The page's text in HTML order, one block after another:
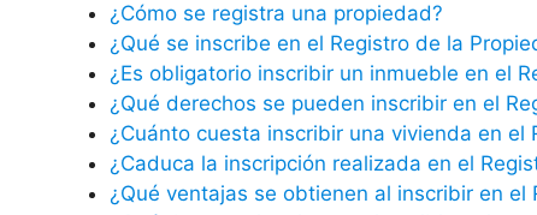
¿Cómo se registra una propiedad?
¿Qué se inscribe en el Registro de la
¿Es obligatorio inscribir un inmueble en el
¿Qué derechos se pueden inscribir en el
¿Cuánto cuesta inscribir una vivienda en el
¿Caduca la inscripción realizada en el
¿Qué ventajas se obtienen al inscribir en el